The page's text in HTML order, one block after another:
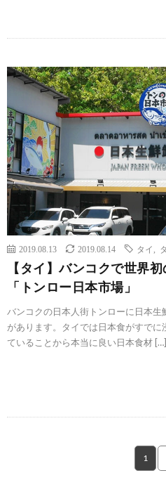
2019.08.13 2019.08.14 タイ
【タイ】バンコクで世界
「トンロー日本市場」
バンコクの日本人街トンローに日本生
があります。タイでは日本食がすで
ていることから本当に良い日本食材 […]
1